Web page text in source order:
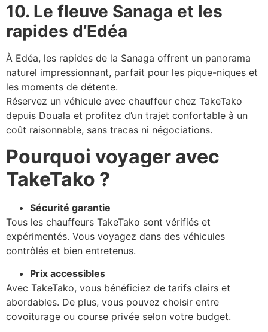
10. Le fleuve Sanaga et les
rapides d’Edéa
À Edéa, les rapides de la Sanaga offrent un panorama
naturel impressionnant, parfait pour les pique-niques et
les moments de détente.
Réservez un véhicule avec chauffeur chez TakeTako
depuis Douala et profitez d’un trajet confortable à un
coût raisonnable, sans tracas ni négociations.
Pourquoi voyager avec
TakeTako ?
Sécurité garantie
Tous les chauffeurs TakeTako sont vérifiés et
expérimentés. Vous voyagez dans des véhicules
contrôlés et bien entretenus.
Prix accessibles
Avec TakeTako, vous bénéficiez de tarifs clairs et
abordables. De plus, vous pouvez choisir entre
covoiturage ou course privée selon votre budget.